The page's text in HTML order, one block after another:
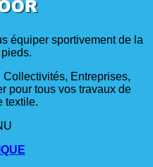
équiper sportivement de la
Entreprises,
pour tous vos travaux de
textile.